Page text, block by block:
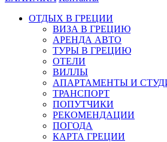
ОТДЫХ В ГРЕЦИИ
ВИЗА В ГРЕЦИЮ
АРЕНДА АВТО
ТУРЫ В ГРЕЦИЮ
ОТЕЛИ
ВИЛЛЫ
АПАРТАМЕНТЫ И
ТРАНСПОРТ
ПОПУТЧИКИ
РЕКОМЕНДАЦИИ
ПОГОДА
КАРТА ГРЕЦИИ